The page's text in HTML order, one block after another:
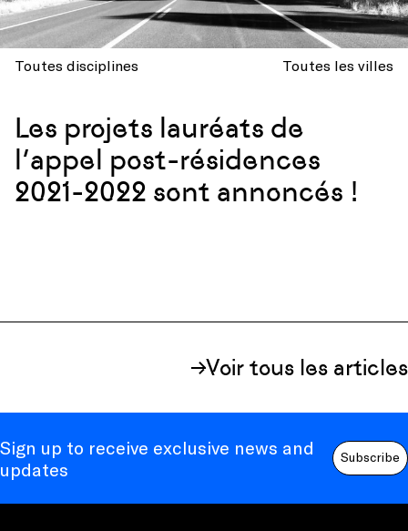
Toutes disciplines Toutes les villes
Les projets lauréats de
l’appel post-résidences
2021-2022 sont annoncés !
Voir tous les articles
Sign up to receive exclusive news and
updates
Subscribe